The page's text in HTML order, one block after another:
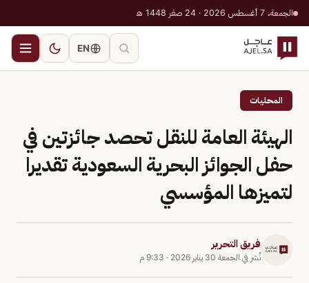
الجمعة، 7 أغسطس 2026 · 24 صفر 1448 هـ
EN
المحليات
الهيئة العامة للنقل تحصد جائزتين في
حفل الجوائز البحرية السعودية تقديرا
لتميزها المؤسسي
فريق التحرير
نُشر في الجمعة 30 يناير 2026 · 9:33 م